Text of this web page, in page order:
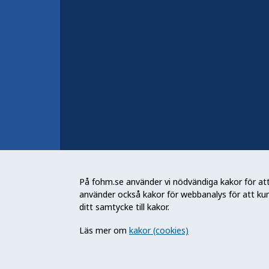
På fohm.se använder vi nödvändiga kakor för
använder också kakor för webbanalys för att
ditt samtycke till kakor.
Läs mer om kakor (cookies)
arbetar för en bättre folkhälsa.
och stödja samhällets arbete med
skydda mot hälsohot. Vår vision är